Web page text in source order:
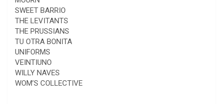
SWEET BARRIO
THE LEVITANTS
THE PRUSSIANS
TU OTRA BONITA
UNIFORMS
VEINTIUNO
WILLY NAVES
WOM’S COLLECTIVE